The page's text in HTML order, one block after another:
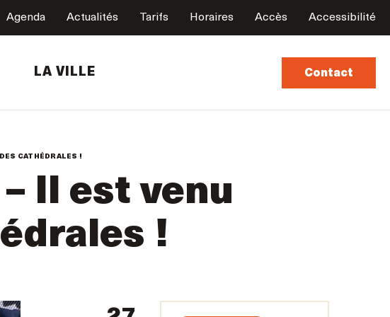
Agenda Actualités Tarifs Horaires Accès Accessibilité
LA VILLE Contact
CATHÉDRALES !
Il est venu
!